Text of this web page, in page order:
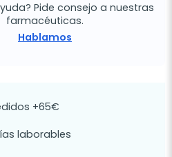
Pide consejo a nuestras
farmacéuticas.
Hablamos
+65€
laborables